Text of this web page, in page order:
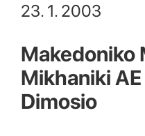
23. 1. 2003
Makedoniko
Mikhaniki
Dimosio